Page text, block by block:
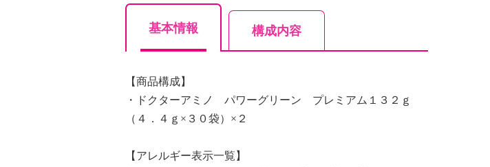
基本情報 構成内容
【商品構成】
・ドクターアミノ パワーグリーン プレミアム１３２ｇ
（４．４ｇ×３０袋）×２
【アレルギー表示一覧】